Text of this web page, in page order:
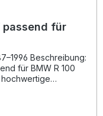
passend für
Beschreibung:
für BMW R 100
hochwertige
für eine